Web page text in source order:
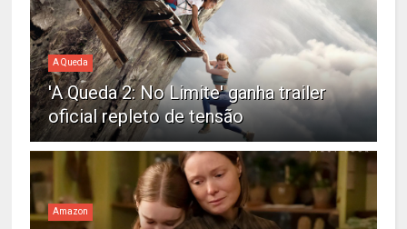
A Queda
'A Queda 2: No Limite' ganha trailer
oficial repleto de tensão
Amazon